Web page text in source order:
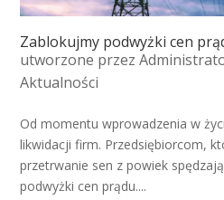
Zablokujmy podwyżki cen
utworzone przez
Aktualności
Od momentu wprowadzenia w
likwidacji firm. Przedsiębiorcom,
przetrwanie sen z powiek
podwyżki cen prądu....